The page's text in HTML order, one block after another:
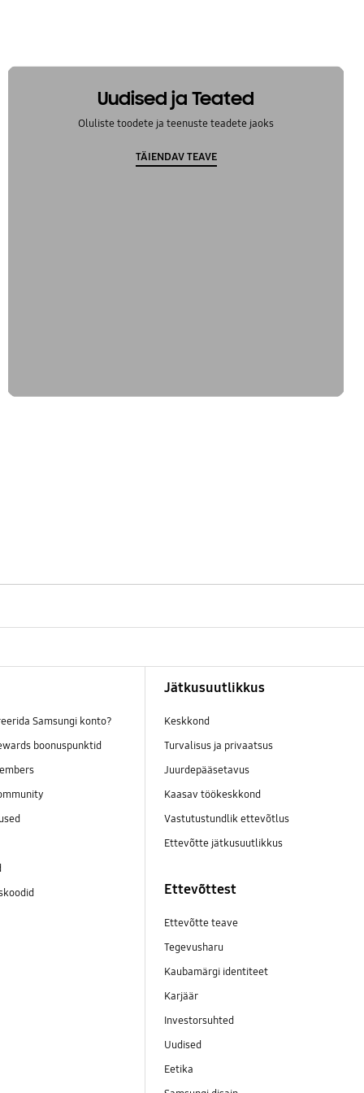
Uudised ja Teated
Oluliste toodete ja teenuste teadete jaoks
TÄIENDAV TEAVE
Samsungi konto?
boonuspunktid
Jätkusuutlikkus
Keskkond
Turvalisus ja privaatsus
Juurdepääsetavus
Kaasav töökeskkond
Vastutustundlik ettevõtlus
Ettevõtte jätkusuutlikkus
Ettevõttest
Ettevõtte teave
Tegevusharu
Kaubamärgi identiteet
Karjäär
Investorsuhted
Uudised
Eetika